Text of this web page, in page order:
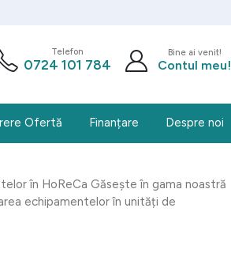
Telefon
0724 101 784
Bine ai venit!
Contul meu!
Ofertă Finanțare Despre noi
în HoReCa Găsește în gama noastră
echipamentelor în unități de